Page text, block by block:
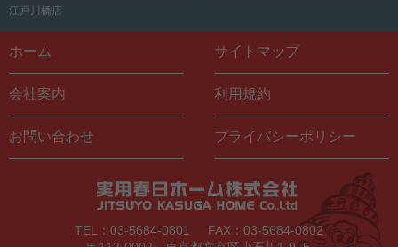
江戸川橋店
ホーム サイトマップ
会社案内 利用規約
お問い合わせ プライバシーポリシー
TEL：03-5684-0801
FAX：03-5684-0802